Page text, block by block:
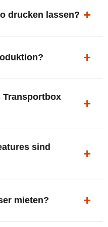
drucken lassen?
Transportbox
sind
mieten?